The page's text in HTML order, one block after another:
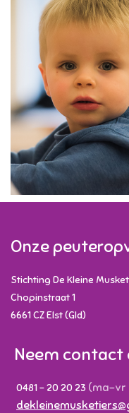
Onze
Stichting De Kleine
Chopinstraat 1
6661 CZElst (Gld)
Neem contact
0481 - 20 20 23 (ma-vr